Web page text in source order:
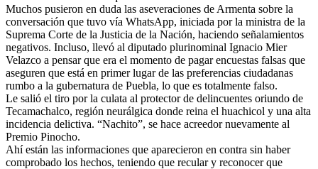
Muchos pusieron en duda las aseveraciones de Armenta sobre la
conversación que tuvo vía WhatsApp, iniciada por la ministra de la
Suprema Corte de la Justicia de la Nación, haciendo señalamientos
negativos. Incluso, llevó al diputado plurinominal Ignacio Mier
Velazco a pensar que era el momento de pagar encuestas falsas que
aseguren que está en primer lugar de las preferencias ciudadanas
rumbo a la gubernatura de Puebla, lo que es totalmente falso.
Le salió el tiro por la culata al protector de delincuentes oriundo de
Tecamachalco, región neurálgica donde reina el huachicol y una alta
incidencia delictiva. “Nachito”, se hace acreedor nuevamente al
Premio Pinocho.
Ahí están las informaciones que aparecieron en contra sin haber
comprobado los hechos, teniendo que recular y reconocer que